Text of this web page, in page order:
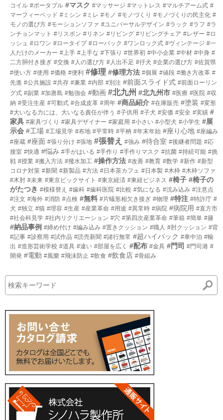
コイル #ポータブル #マスク #マッサージ #マットレス #マルチアーム式 #
マーフィーベッド #ミシン #ミレ #モノ #モノづくり #モノづくりの民主化 #
モノの選び方 #モーションソファ #ユニバーサルデザイン #ラック #ラフ #ラ
ンチョンマット #リスボン #リネン #リビング #リビングチェア #レザー #ロ
ッシュ #ロワン #ロータイプ #ローバック #ワンロック式 #ヴィンテージ #一
人だけのメーカー #上手 #上手な #下張り #世界初 #中小企業 #中材 #中身 #
二方胴付き接ぎ #交換 #人の選び方 #人出不足 #仔犬 #企業の選び方 #佐賀県
#使い方 #使用 #価格 #便利 #修理 #修理方法 #個展 #値段 #働き方改革 #
先進 #公共施設 #共存 #兼業 #内部 #別注 #前面スライド式 #前面ローリン
グ式 #副業 #加唐島 #勉強会 #動画 #北九州 #北九州市 #医療 #医院 #収
納 #受注生産 #可動式 #合成皮革 #周年 #商品紹介 #在庫販売 #塗装 #変形
#大いなる力には、大いなる責任が伴う #子供用 #子犬 #安価 #安全 #実績 #
家具 #家具づくり #家具デザイナー #家庭用 #小さい #小型犬 #小学生 #展
示会 #工場 #工場見学 #布地 #平常時 #平枘 #年末年始 #座り心地 #座編み
#座蔵 #座面 #張り分け #張地 #張替え #強み #待合室 #後継者問題 #応
接室 #快適 #悩み #手がはいる #手作り #手作りマスク #抗菌 #持続可能 #挑
戦 #授業 #搬入方法 #撥水加工 #操作方法 #改善 #教育 #数学 #新作 #新型
コロナ対策 #新聞 #新製品 #方法 #日本茶カフェ #日本製 #木枠 #木枠ソファ
#木肘 #未来 #東京ビックサイト #東京経済 #東経ビジネス #椅子 #椅子の
がたつき #模様替え #歯科 #歯科医院 #比較 #気になる #沈み込み #注意点
#注文 #海外 #消防 #点検 #無料 #片蟻形相欠き接ぎ #物理 #特注 #特許庁 #
犬 #独立 #猫 #理容 #生産 #産業革命 #用途 #異常時 #病院 #病院用 #直方市
#社会科見学 #社内リクリエーション #穴 #第四次産業革命 #筆箱 #簡単 #籐
#納品事例 #締め付け #編み込み #置きクッション #職人 #肘クッション #背
#記事 #診察用 #試作品 #読売新聞 #諸行無常 #超ハイバック #車中泊 #輸
出 #造形芸術学校 #道具 #違い #部屋を広く #配布 #金具 #門司 #門司港 #
開発 #電動 #風樂 #飛沫防止 #飲食 #飲食店 #骨組み